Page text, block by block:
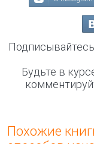
Будьте в
Похожие